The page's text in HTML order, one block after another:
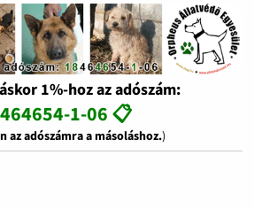
1%-hoz az adószám:
1-06 📋
az adószámra a másoláshoz.)